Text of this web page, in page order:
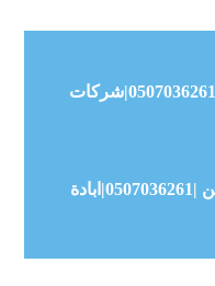
شركة تنظيف مباني الفجيرة |0507036261|شركات
شركة مكافحة الرمة ام القيوين |0507036261|ابادة